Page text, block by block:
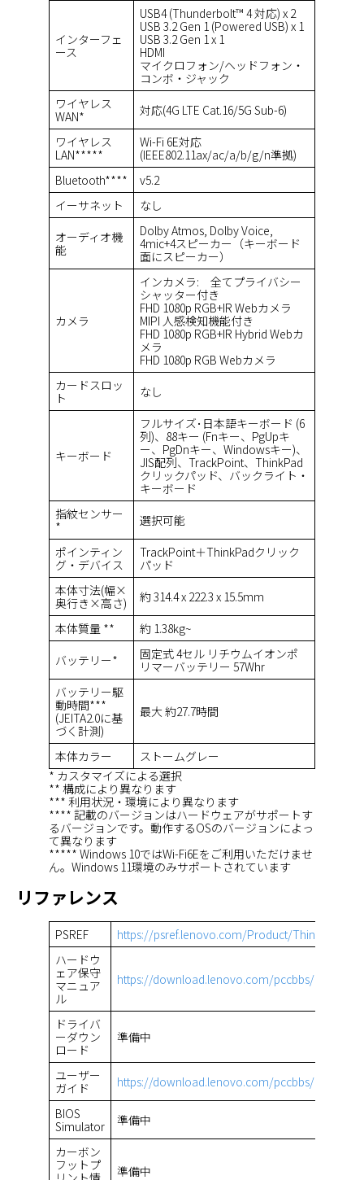
インターフェ
ース
USB4 (Thunderbolt™ 4 対応) x 2
USB 3.2 Gen 1 (Powered USB) x 1
USB 3.2 Gen 1 x 1
HDMI
マイクロフォン/ヘッドフォン・
コンボ・ジャック
ワイヤレス
WAN*
対応(4G LTE Cat.16/5G Sub-6)
ワイヤレス
LAN*****
Wi-Fi 6E対応
(IEEE802.11ax/ac/a/b/g/n準拠)
Bluetooth****
v5.2
イーサネット
なし
オーディオ機
能
Dolby Atmos, Dolby Voice,
4mic+4スピーカー（キーボード
面にスピーカー）
カメラ
インカメラ: 全てプライバシー
シャッター付き
FHD 1080p RGB+IR Webカメラ
MIPI 人感検知機能付き
FHD 1080p RGB+IR Hybrid Webカ
メラ
FHD 1080p RGB Webカメラ
カードスロッ
ト
なし
キーボード
フルサイズ･日本語キーボード (6
列)、88キー (Fnキー、PgUpキ
ー、PgDnキー、Windowsキー)、
JIS配列、TrackPoint、ThinkPad
クリックパッド、バックライト・
キーボード
指紋センサー
*
選択可能
ポインティン
グ・デバイス
TrackPoint＋ThinkPadクリック
パッド
本体寸法(幅×
奥行き×高さ)
約 314.4 x 222.3 x 15.5mm
本体質量 **
約 1.38kg~
バッテリー*
固定式 4セル リチウムイオンポ
リマーバッテリー 57Whr
バッテリー駆
動時間***
(JEITA2.0に基
づく計測)
最大 約27.7時間
本体カラー
ストームグレー
* カスタマイズによる選択
** 構成により異なります
*** 利用状況・環境により異なります
**** 記載のバージョンはハードウェアがサポートす
るバージョンです。動作するOSのバージョンによっ
て異なります
***** Windows 10ではWi-Fi6Eをご利用いただけませ
ん。Windows 11環境のみサポートされています
リファレンス
PSREF
https://psref.lenovo.com/Product/ThinkPad/
ハードウ
ェア保守
マニュア
ル
https://download.lenovo.com/pccbbs/
ドライバ
ーダウン
ロード
準備中
ユーザー
ガイド
https://download.lenovo.com/pccbbs/pubs/
BIOS
Simulator
準備中
カーボン
フットプ
準備中